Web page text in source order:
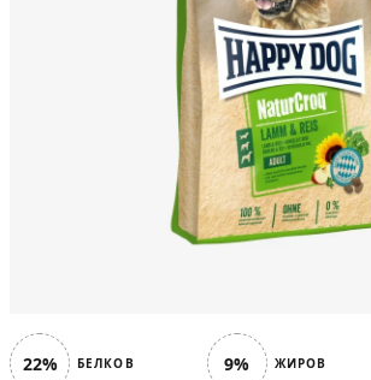
22% БЕЛКОВ 9% ЖИРОВ